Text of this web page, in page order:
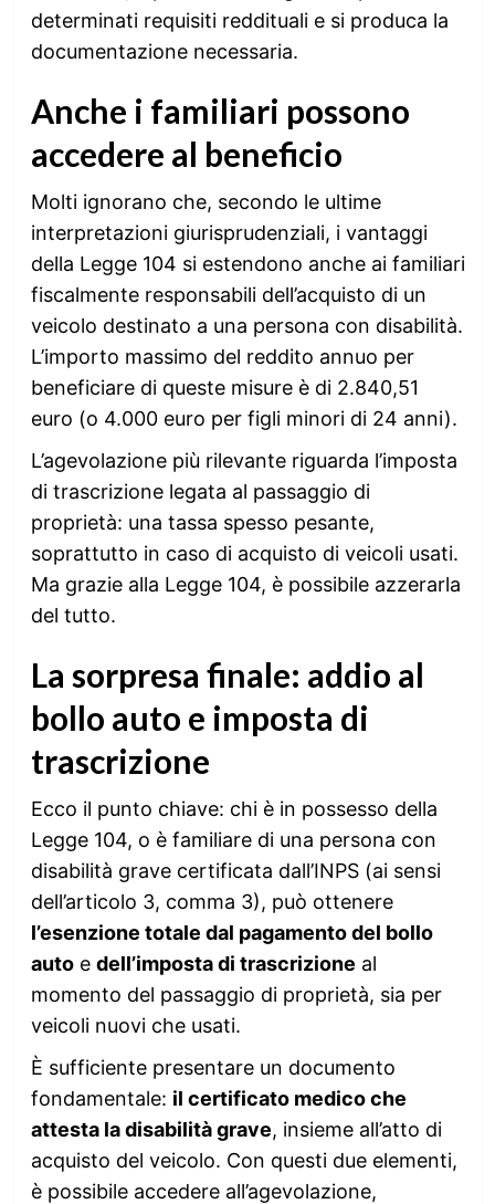
determinati requisiti reddituali e si produca la
documentazione necessaria.
Anche i familiari possono
accedere al beneficio
Molti ignorano che, secondo le ultime
interpretazioni giurisprudenziali, i vantaggi
della Legge 104 si estendono anche ai familiari
fiscalmente responsabili dell’acquisto di un
veicolo destinato a una persona con disabilità.
L’importo massimo del reddito annuo per
beneficiare di queste misure è di 2.840,51
euro (o 4.000 euro per figli minori di 24 anni).
L’agevolazione più rilevante riguarda l’imposta
di trascrizione legata al passaggio di
proprietà: una tassa spesso pesante,
soprattutto in caso di acquisto di veicoli usati.
Ma grazie alla Legge 104, è possibile azzerarla
del tutto.
La sorpresa finale: addio al
bollo auto e imposta di
trascrizione
Ecco il punto chiave: chi è in possesso della
Legge 104, o è familiare di una persona con
disabilità grave certificata dall’INPS (ai sensi
dell’articolo 3, comma 3), può ottenere
l’esenzione totale dal pagamento del bollo
autoe dell’imposta di trascrizione al
momento del passaggio di proprietà, sia per
veicoli nuovi che usati.
È sufficiente presentare un documento
fondamentale: il certificato medico che
attesta la disabilità grave, insieme all’atto di
acquisto del veicolo. Con questi due elementi,
è possibile accedere all’agevolazione,